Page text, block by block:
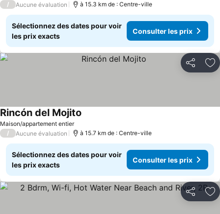
/ Aucune évaluation à 15.3 km de : Centre-ville
Sélectionnez des dates pour voir
les prix exacts
Consulter les prix
Partager
Maison/appartement entier
Rincón del Mojito
/ Aucune évaluation à 15.7 km de : Centre-ville
Sélectionnez des dates pour voir
les prix exacts
Consulter les prix
Partager